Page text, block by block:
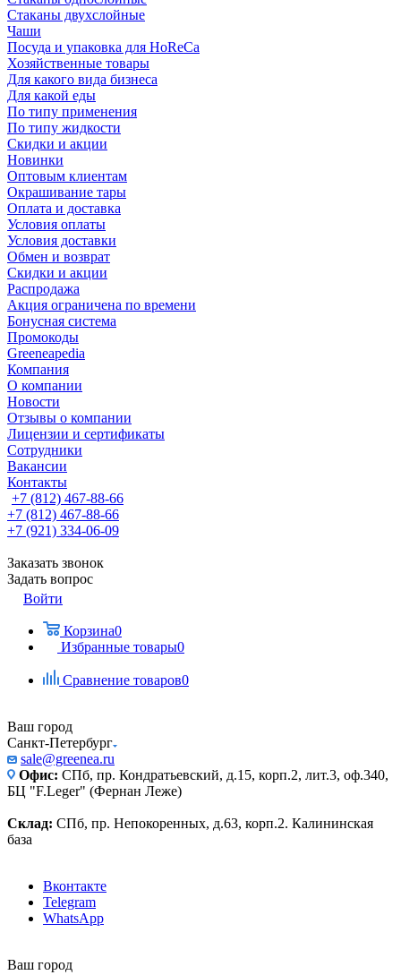
Стаканы двухслойные
Чаши
Посуда и упаковка для HoReCa
Хозяйственные товары
Для какого вида бизнеса
Для какой еды
По типу применения
По типу жидкости
Скидки и акции
Новинки
Оптовым клиентам
Окрашивание тары
Оплата и доставка
Условия оплаты
Условия доставки
Обмен и возврат
Скидки и акции
Распродажа
Акция ограничена по времени
Бонусная система
Промокоды
Greeneapedia
Компания
О компании
Новости
Отзывы о компании
Лицензии и сертификаты
Сотрудники
Вакансии
Контакты
+7 (812) 467-88-66
+7 (812) 467-88-66
+7 (921) 334-06-09
Заказать звонок
Задать вопрос
Войти
Корзина0
Избранные товары0
Сравнение товаров0
Ваш город
Санкт-Петербург
sale@greenea.ru
Офис: СПб, пр. Кондратьевский, д.15, корп.2, лит.3, оф.340,
БЦ "F.Leger" (Фернан Леже)
Склад: СПб, пр. Непокоренных, д.63, корп.2. Калининская
база
Вконтакте
Telegram
WhatsApp
Ваш город